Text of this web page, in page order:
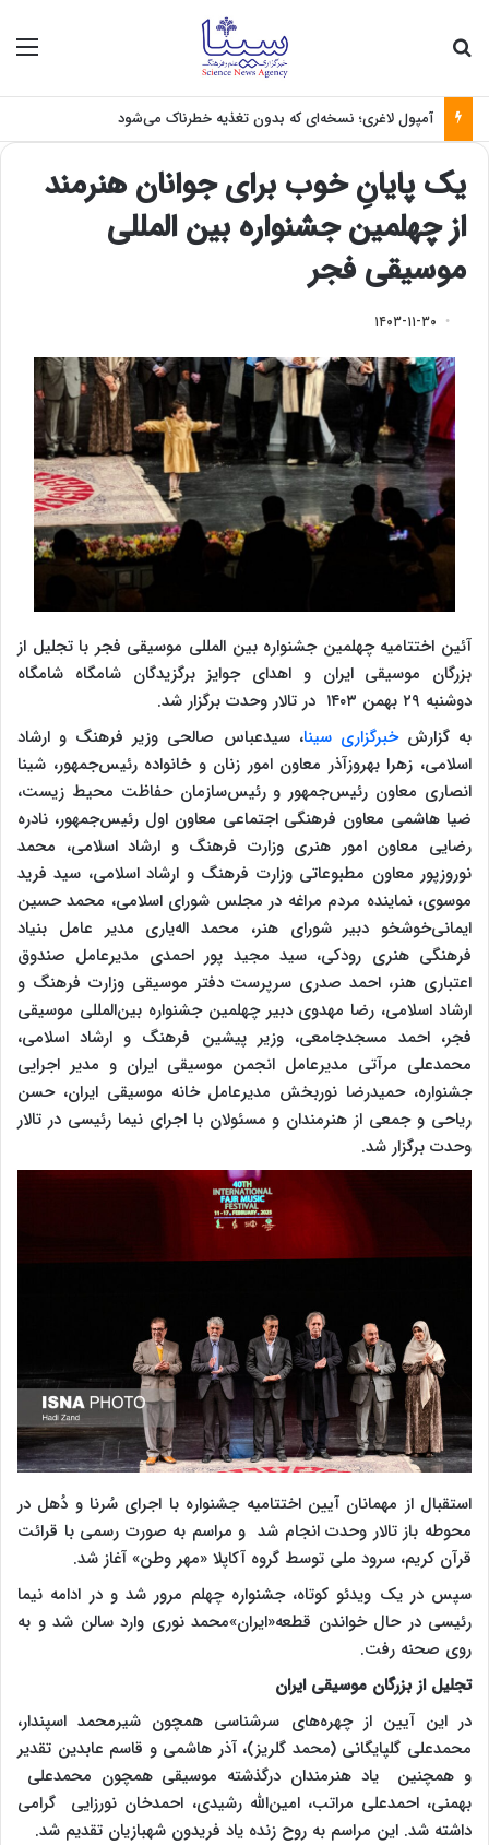
آمپول لاغری؛ نسخه‌ای که بدون تغذیه خطرناک می‌شود
یک پایانِ خوب برای جوانان هنرمند
از چهلمین جشنواره بین المللی
موسیقی فجر
۱۴۰۳-۱۱-۳۰
آئین اختتامیه چهلمین جشنواره بین المللی موسیقی فجر با تجلیل از
بزرگان موسیقی ایران و اهدای جوایز برگزیدگان شامگاه شامگاه
دوشنبه ۲۹ بهمن ۱۴۰۳ در تالار وحدت برگزار شد.
به گزارشخبرگزاری سینا، سیدعباس صالحی وزیر فرهنگ و ارشاد
اسلامی، زهرا بهروزآذر معاون امور زنان و خانواده رئیس‌جمهور، شینا
انصاری معاون رئیس‌جمهور و رئیس‌سازمان حفاظت محیط زیست،
ضیا هاشمی معاون فرهنگی اجتماعی معاون اول رئیس‌جمهور، نادره
رضایی معاون امور هنری وزارت فرهنگ و ارشاد اسلامی، محمد
نوروزپور معاون مطبوعاتی وزارت فرهنگ و ارشاد اسلامی، سید فرید
موسوی، نماینده مردم مراغه در مجلس شورای اسلامی، محمد حسین
ایمانی‌خوشخو دبیر شورای هنر، محمد اله‌یاری مدیر عامل بنیاد
فرهنگی هنری رودکی، سید مجید پور احمدی مدیرعامل صندوق
اعتباری هنر، احمد صدری سرپرست دفتر موسیقی وزارت فرهنگ و
ارشاد اسلامی، رضا مهدوی دبیر چهلمین جشنواره بین‌المللی موسیقی
فجر، احمد مسجدجامعی، وزیر پیشین فرهنگ و ارشاد اسلامی،
محمدعلی مرآتی مدیرعامل انجمن موسیقی ایران و مدیر اجرایی
جشنواره، حمیدرضا نوربخش مدیرعامل خانه موسیقی ایران، حسن
ریاحی و جمعی از هنرمندان و مسئولان با اجرای نیما رئیسی در تالار
وحدت برگزار شد.
استقبال از مهمانان آیین اختتامیه جشنواره با اجرای سُرنا و دُهل در
محوطه باز تالار وحدت انجام شد و مراسم به صورت رسمی با قرائت
قرآن کریم، سرود ملی توسط گروه آکاپلا «مهر وطن» آغاز شد.
سپس در یک ویدئو کوتاه، جشنواره چهلم مرور شد و در ادامه نیما
رئیسی در حال خواندن قطعه«ایران»محمد نوری وارد سالن شد و به
روی صحنه رفت.
تجلیل از بزرگان موسیقی ایران
در این آیین از چهره‌های سرشناسی همچون شیرمحمد اسپندار،
محمدعلی گلپایگانی (محمد گلریز)، آذر هاشمی و قاسم عابدین تقدیر
و همچنین یاد هنرمندان درگذشته موسیقی همچون محمدعلی
بهمنی، احمدعلی مراتب، امین‌الله رشیدی، احمدخان نورزایی گرامی
داشته شد. این مراسم به روح زنده یاد فریدون شهبازیان تقدیم شد.